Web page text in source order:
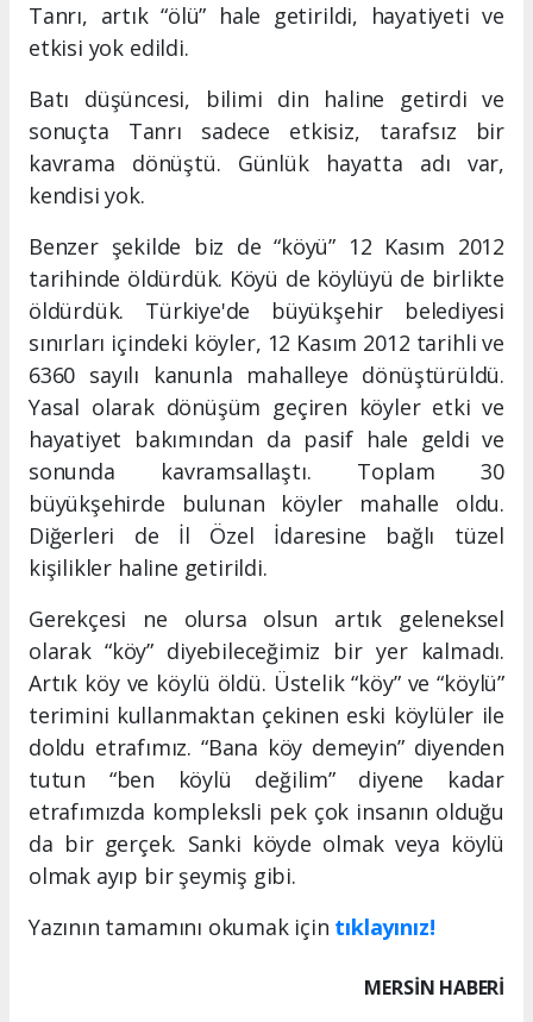
Tanrı, artık “ölü” hale getirildi, hayatiyeti ve
etkisi yok edildi.
Batı düşüncesi, bilimi din haline getirdi ve
sonuçta Tanrı sadece etkisiz, tarafsız bir
kavrama dönüştü. Günlük hayatta adı var,
kendisi yok.
Benzer şekilde biz de “köyü” 12 Kasım 2012
tarihinde öldürdük. Köyü de köylüyü de birlikte
öldürdük. Türkiye'de büyükşehir belediyesi
sınırları içindeki köyler, 12 Kasım 2012 tarihli ve
6360 sayılı kanunla mahalleye dönüştürüldü.
Yasal olarak dönüşüm geçiren köyler etki ve
hayatiyet bakımından da pasif hale geldi ve
sonunda kavramsallaştı. Toplam 30
büyükşehirde bulunan köyler mahalle oldu.
Diğerleri de İl Özel İdaresine bağlı tüzel
kişilikler haline getirildi.
Gerekçesi ne olursa olsun artık geleneksel
olarak “köy” diyebileceğimiz bir yer kalmadı.
Artık köy ve köylü öldü. Üstelik “köy” ve “köylü”
terimini kullanmaktan çekinen eski köylüler ile
doldu etrafımız. “Bana köy demeyin” diyenden
tutun “ben köylü değilim” diyene kadar
etrafımızda kompleksli pek çok insanın olduğu
da bir gerçek. Sanki köyde olmak veya köylü
olmak ayıp bir şeymiş gibi.
Yazının tamamını okumak için tıklayınız!
MERSIN HABERİ